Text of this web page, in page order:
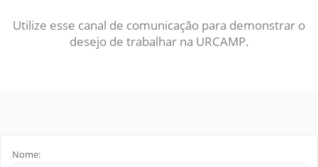
Utilize esse canal de comunicação para demonstrar o
desejo de trabalhar na URCAMP.
Nome: